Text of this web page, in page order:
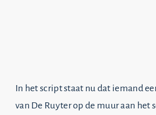
In het script staat nu dat iemand
van De Ruyter op de muur aan het